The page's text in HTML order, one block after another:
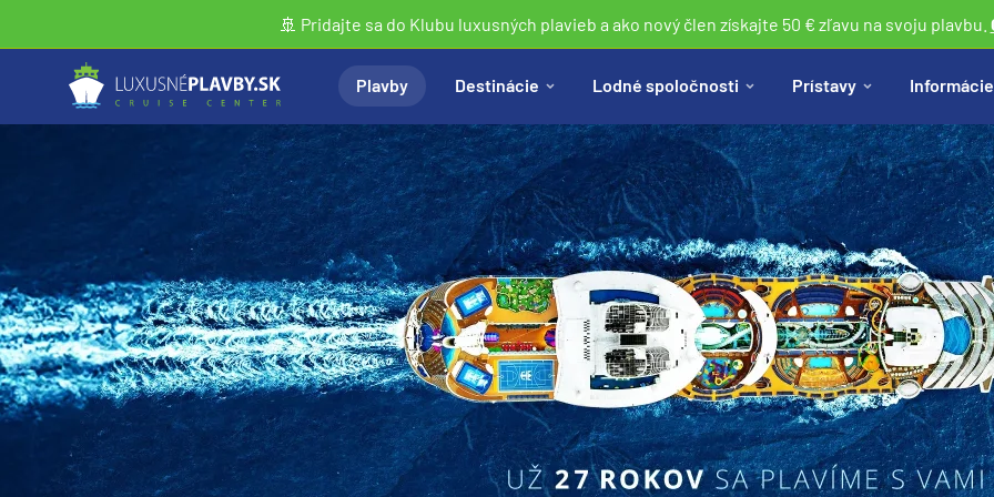
🚢 Pridajte sa do Klubu luxusných plavieb a ako nový člen získajte 50 € zľavu na svoju plavbu.
Plavby Destinácie Lodné spoločnosti Prístavy Informácie
Vyhľadať